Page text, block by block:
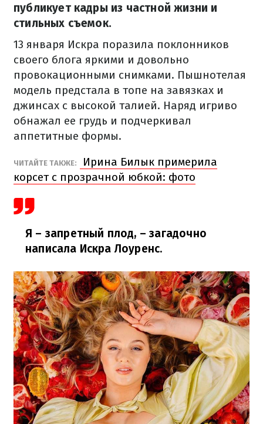
публикует кадры из частной жизни и
стильных съемок.
13 января Искра поразила поклонников
своего блога яркими и довольно
провокационными снимками. Пышнотелая
модель предстала в топе на завязках и
джинсах с высокой талией. Наряд игриво
обнажал ее грудь и подчеркивал
аппетитные формы.
ЧИТАЙТЕ ТАКЖЕ:
Ирина Билык примерила
корсет с прозрачной юбкой: фото
Я – запретный плод, – загадочно
написала Искра Лоуренс.